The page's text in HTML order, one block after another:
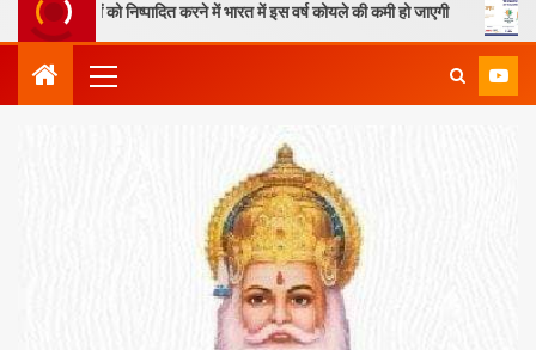
खदानों को निष्पादित करने में भारत में इस वर्ष कोयले की कमी हो जाएगी ओपी